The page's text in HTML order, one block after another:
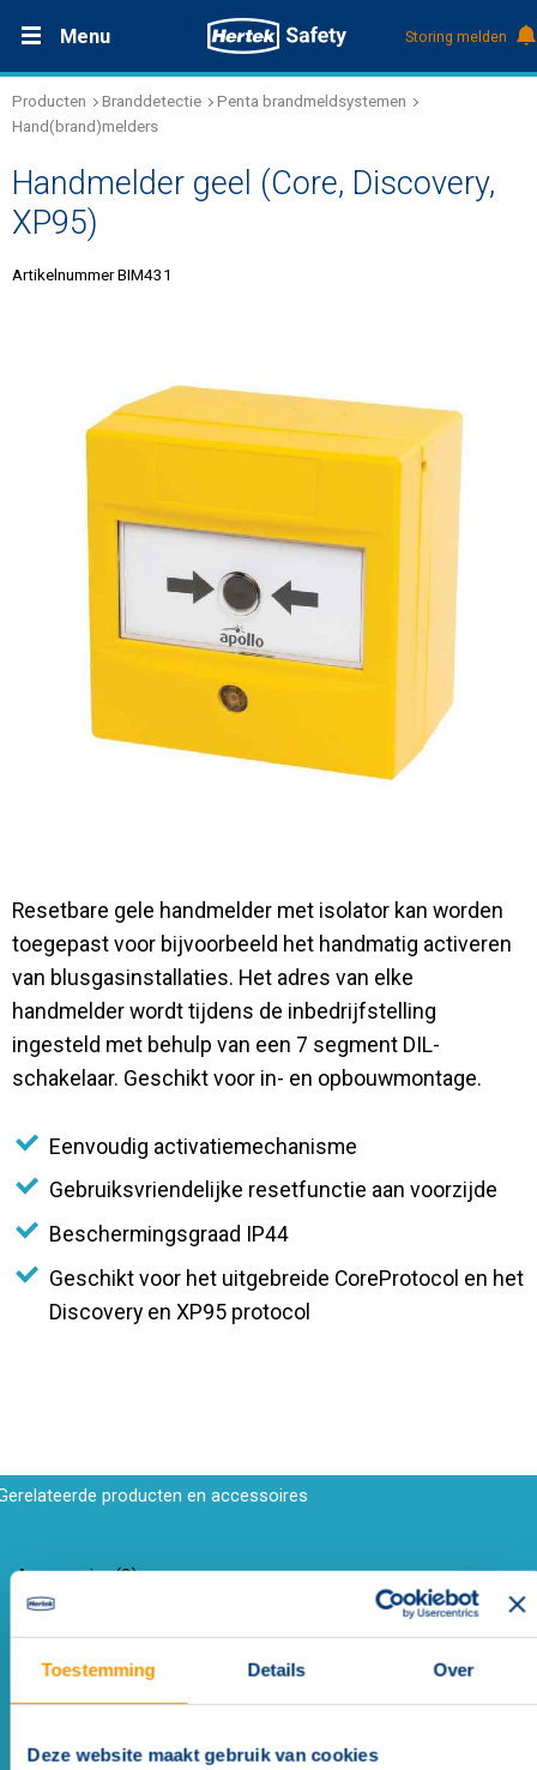
Toestemming Details Over
Deze website maakt gebruik van cookies
Menu
Oplossingen
Producten
Over Hertek
Werken bij Hertek
Storing melden
Productdocumentatie (DMS)
+31 (0)495 584111
Producten Branddetectie
Penta brandmeldsystemen
Hand(brand)melders
Handmelder geel (Core, Discovery,
XP95)
Artikelnummer BIM431
Resetbare gele handmelder met isolator kan worden
toegepast voor bijvoorbeeld het handmatig activeren
van blusgasinstallaties. Het adres van elke
handmelder wordt tijdens de inbedrijfstelling
ingesteld met behulp van een 7 segment DIL-
schakelaar. Geschikt voor in- en opbouwmontage.
Eenvoudig activatiemechanisme
Gebruiksvriendelijke resetfunctie aan voorzijde
Beschermingsgraad IP44
Geschikt voor het uitgebreide CoreProtocol en het
Discovery en XP95 protocol
producten en accessoires
Accessoire(2)
Accessoire